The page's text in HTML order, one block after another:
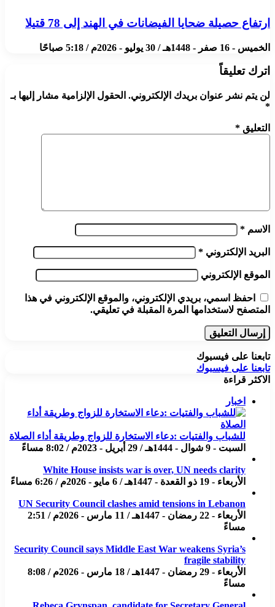
ارتفاع حصيلة ضحايا الفيضانات في الهند إلى 78 قتيلا
الخميس - 16 صفر - 1448هـ / 30 يوليو - 2026م / 5:18 صباحًا
اترك تعليقاً
لن يتم نشر عنوان بريدك الإلكتروني. الحقول الإلزامية مشار إليها بـ
*
التعليق *
الاسم *
البريد الإلكتروني *
الموقع الإلكتروني
احفظ اسمي، بريدي الإلكتروني، والموقع الإلكتروني في هذا
المتصفح لاستخدامها المرة المقبلة في تعليقي.
تابعنا على فيسبوك
تابعنا على فيسبوك
الاكثر قراءة
اخبار
للشباب والفتيات :دعاء الاستخارة للزواج وطريقة أداء الصلاة
السبت - 9 شوال - 1444هـ / 29 أبريل - 2023م / 8:02 مساءً
White House insists war is over, UN needs clarity
الأربعاء - 19 ذو القعدة - 1447هـ / 6 مايو - 2026م / 6:26 مساءً
UN Security Council clashes amid tensions in Lebanon
الأربعاء - 22 رمضان - 1447هـ / 11 مارس - 2026م / 2:51
مساءً
Security Council says Middle East War weakens Syria’s
fragile stability
الأربعاء - 29 رمضان - 1447هـ / 18 مارس - 2026م / 8:08
مساءً